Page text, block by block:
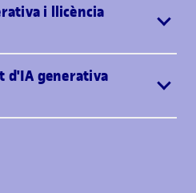
i llicència
d'IA generativa